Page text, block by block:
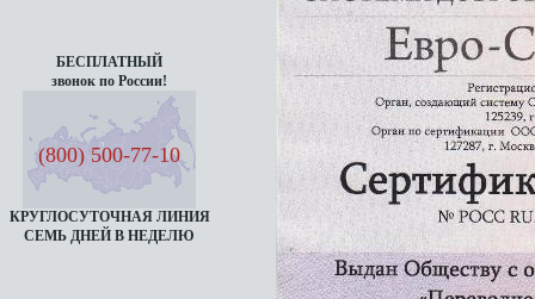
БЕСПЛАТНЫЙ
звонок по России!
(800) 500-77-10
КРУГЛОСУТОЧНАЯ ЛИНИЯ
СЕМЬ ДНЕЙ В НЕДЕЛЮ